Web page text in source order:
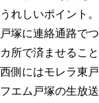
うれしいポイント
戸塚に連絡通路で
カ所で済ませるこ
西側にはモレラ東
フエム戸塚の生放